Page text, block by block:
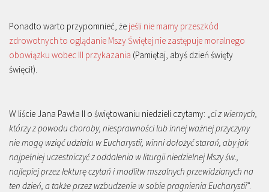
Ponadto warto przypomnieć, że jeśli nie mamy przeszkód
zdrowotnych to oglądanie Mszy Świętej nie zastępuje moralnego
obowiązku wobec III przykazania (Pamiętaj, abyś dzień święty
święcił).
W liście Jana Pawła II o świętowaniu niedzieli czytamy: „ ci z wiernych,
którzy z powodu choroby, niesprawności lub innej ważnej przyczyny
nie mogą wziąć udziału w Eucharystii, winni dołożyć starań, aby jak
najpełniej uczestniczyć z oddalenia w liturgii niedzielnej Mszy św.,
najlepiej przez lekturę czytań i modlitw mszalnych przewidzianych na
ten dzień, a także przez wzbudzenie w sobie pragnienia Eucharystii”.